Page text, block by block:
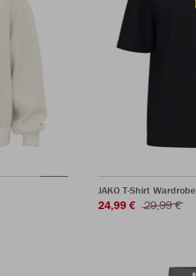
JAKO T-Shirt Wardrobe
24,99 € 29,99 €